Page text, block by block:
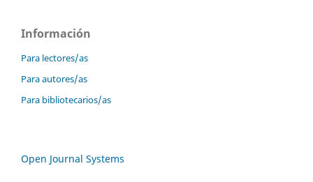
Información
Para lectores/as
Para autores/as
Para bibliotecarios/as
Open Journal Systems